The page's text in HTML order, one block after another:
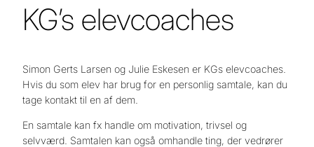
KG’s elevcoaches
Simon Gerts Larsen og Julie Eskesen er KGs elevcoaches.
Hvis du som elev har brug for en personlig samtale, kan du
tage kontakt til en af dem.
En samtale kan fx handle om motivation, trivsel og
selvværd. Samtalen kan også omhandle ting, der vedrører